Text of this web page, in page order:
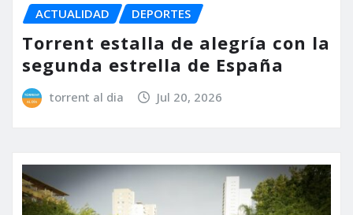
ACTUALIDAD DEPORTES
Torrent estalla de alegría con la
segunda estrella de España
torrent al dia Jul 20, 2026